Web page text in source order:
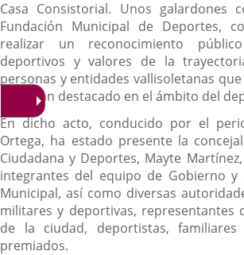
Casa Consistorial. Unos galardones
Fundación Municipal de Deportes,
realizar un reconocimiento
deportivos y valores de la
personas y entidades vallisoletanas
2023 han destacado en el ámbito del
En dicho acto, conducido por el
Ortega, ha estado presente la
Ciudadana y Deportes, Mayte
integrantes del equipo de Gobierno y
Municipal, así como diversas
militares y deportivas, representantes
de la ciudad, deportistas,
premiados.